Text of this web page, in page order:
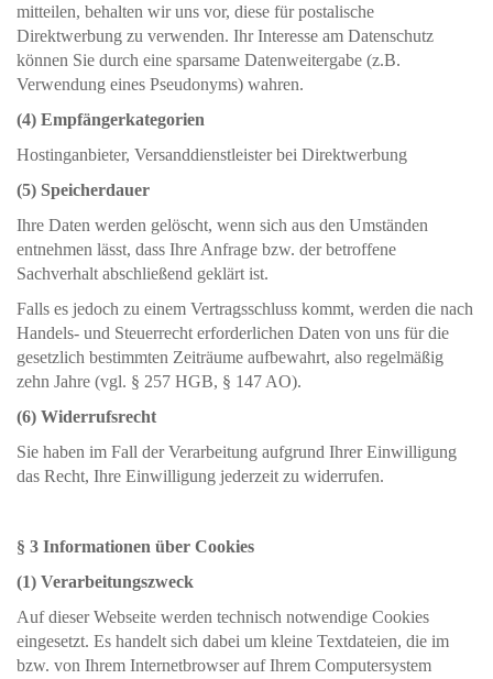
mitteilen, behalten wir uns vor, diese für postalische
Direktwerbung zu verwenden. Ihr Interesse am Datenschutz
können Sie durch eine sparsame Datenweitergabe (z.B.
Verwendung eines Pseudonyms) wahren.
(4) Empfängerkategorien
Hostinganbieter, Versanddienstleister bei Direktwerbung
(5) Speicherdauer
Ihre Daten werden gelöscht, wenn sich aus den Umständen
entnehmen lässt, dass Ihre Anfrage bzw. der betroffene
Sachverhalt abschließend geklärt ist.
Falls es jedoch zu einem Vertragsschluss kommt, werden die nach
Handels- und Steuerrecht erforderlichen Daten von uns für die
gesetzlich bestimmten Zeiträume aufbewahrt, also regelmäßig
zehn Jahre (vgl. § 257 HGB, § 147 AO).
(6) Widerrufsrecht
Sie haben im Fall der Verarbeitung aufgrund Ihrer Einwilligung
das Recht, Ihre Einwilligung jederzeit zu widerrufen.
§ 3 Informationen über Cookies
(1) Verarbeitungszweck
Auf dieser Webseite werden technisch notwendige Cookies
eingesetzt. Es handelt sich dabei um kleine Textdateien, die im
bzw. von Ihrem Internetbrowser auf Ihrem Computersystem